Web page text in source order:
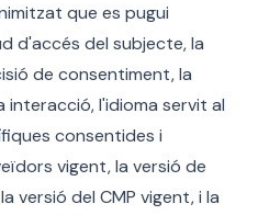
que es pugui
d'accés del subjecte, la
de consentiment, la
l'idioma servit al
consentides i
vigent, la versió de
versió del CMP vigent, i la